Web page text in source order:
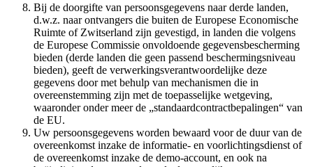
Bij de doorgifte van persoonsgegevens naar derde landen,
d.w.z. naar ontvangers die buiten de Europese Economische
Ruimte of Zwitserland zijn gevestigd, in landen die volgens
de Europese Commissie onvoldoende gegevensbescherming
bieden (derde landen die geen passend beschermingsniveau
bieden), geeft de verwerkingsverantwoordelijke deze
gegevens door met behulp van mechanismen die in
overeenstemming zijn met de toepasselijke wetgeving,
waaronder onder meer de „standaardcontractbepalingen“ van
de EU.
Uw persoonsgegevens worden bewaard voor de duur van de
overeenkomst inzake de informatie- en voorlichtingsdienst of
de overeenkomst inzake de demo-account, en ook na